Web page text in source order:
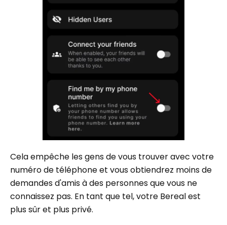
Cela empêche les gens de vous trouver avec votre
numéro de téléphone et vous obtiendrez moins de
demandes d'amis à des personnes que vous ne
connaissez pas. En tant que tel, votre Bereal est
plus sûr et plus privé.